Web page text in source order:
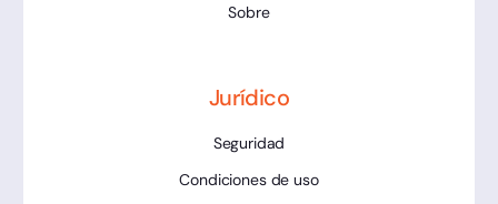
Sobre
Jurídico
Seguridad
Condiciones de uso